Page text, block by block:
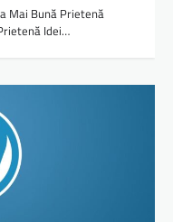
Mai Bună Prietenă
Idei…